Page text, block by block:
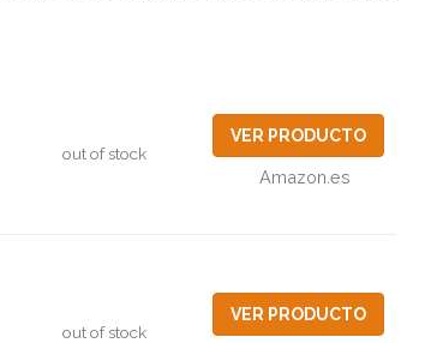
out of stock
VER PRODUCTO
Amazon.es
out of stock
VER PRODUCTO